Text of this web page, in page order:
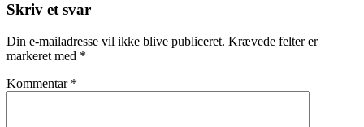
Skriv et svar
Din e-mailadresse vil ikke blive publiceret. Krævede felter er
markeret med *
Kommentar *